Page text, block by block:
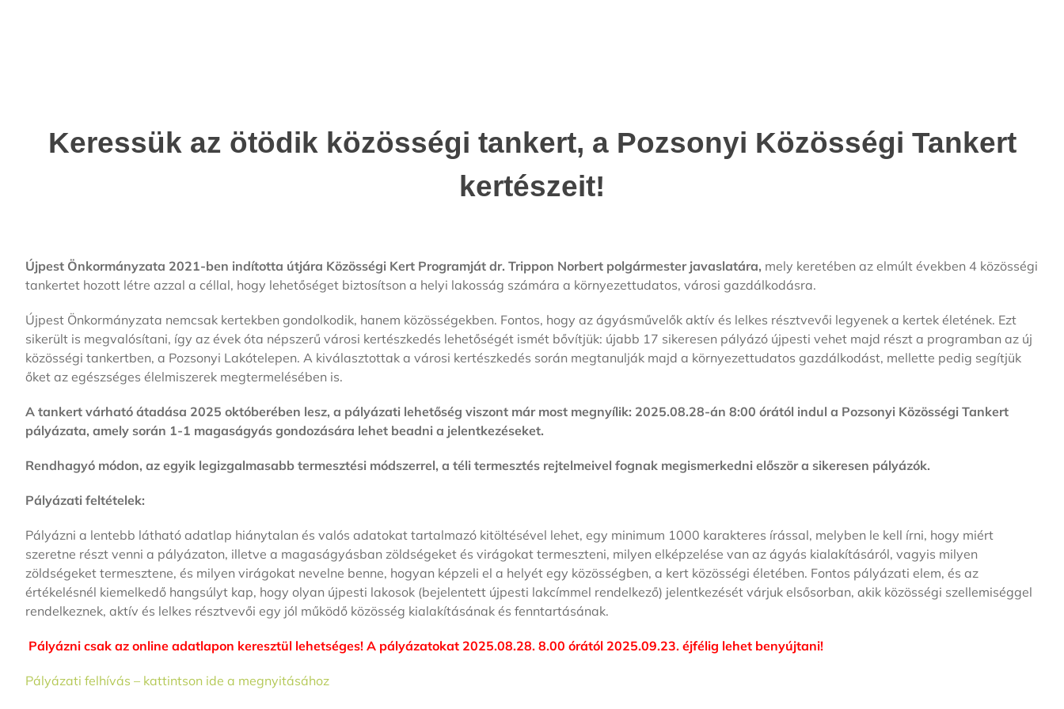
Keressük az ötödik közösségi tankert, a Pozsonyi Közösségi Tankert
kertészeit!
Újpest Önkormányzata 2021-ben indította útjára Közösségi Kert Programját dr. Trippon Norbert polgármester javaslatára, mely keretében az elmúlt években 4 közösségi
tankertet hozott létre azzal a céllal, hogy lehetőséget biztosítson a helyi lakosság számára a környezettudatos, városi gazdálkodásra.
Újpest Önkormányzata nemcsak kertekben gondolkodik, hanem közösségekben. Fontos, hogy az ágyásművelők aktív és lelkes résztvevői legyenek a kertek életének. Ezt
sikerült is megvalósítani, így az évek óta népszerű városi kertészkedés lehetőségét ismét bővítjük: újabb 17 sikeresen pályázó újpesti vehet majd részt a programban az új
közösségi tankertben, a Pozsonyi Lakótelepen. A kiválasztottak a városi kertészkedés során megtanulják majd a környezettudatos gazdálkodást, mellette pedig segítjük
őket az egészséges élelmiszerek megtermelésében is.
A tankert várható átadása 2025 októberében lesz, a pályázati lehetőség viszont már most megnyílik: 2025.08.28-án 8:00 órától indul a Pozsonyi Közösségi Tankert
pályázata, amely során 1-1 magaságyás gondozására lehet beadni a jelentkezéseket.
Rendhagyó módon, az egyik legizgalmasabb termesztési módszerrel, a téli termesztés rejtelmeivel fognak megismerkedni először a sikeresen pályázók.
Pályázati feltételek:
Pályázni a lentebb látható adatlap hiánytalan és valós adatokat tartalmazó kitöltésével lehet, egy minimum 1000 karakteres írással, melyben le kell írni, hogy miért
szeretne részt venni a pályázaton, illetve a magaságyásban zöldségeket és virágokat termeszteni, milyen elképzelése van az ágyás kialakításáról, vagyis milyen
zöldségeket termesztene, és milyen virágokat nevelne benne, hogyan képzeli el a helyét egy közösségben, a kert közösségi életében. Fontos pályázati elem, és az
értékelésnél kiemelkedő hangsúlyt kap, hogy olyan újpesti lakosok (bejelentett újpesti lakcímmel rendelkező) jelentkezését várjuk elsősorban, akik közösségi szellemiséggel
rendelkeznek, aktív és lelkes résztvevői egy jól működő közösség kialakításának és fenntartásának.
Pályázni csak az online adatlapon keresztül lehetséges! A pályázatokat 2025.08.28. 8.00 órától 2025.09.23. éjfélig lehet benyújtani!
Pályázati felhívás – kattintson ide a megnyitásához